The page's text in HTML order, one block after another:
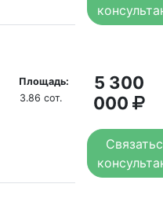
Площадь:
3.86 сот.
5 300
000